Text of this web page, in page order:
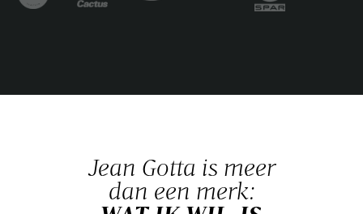
Jean Gotta is meer
dan een merk: